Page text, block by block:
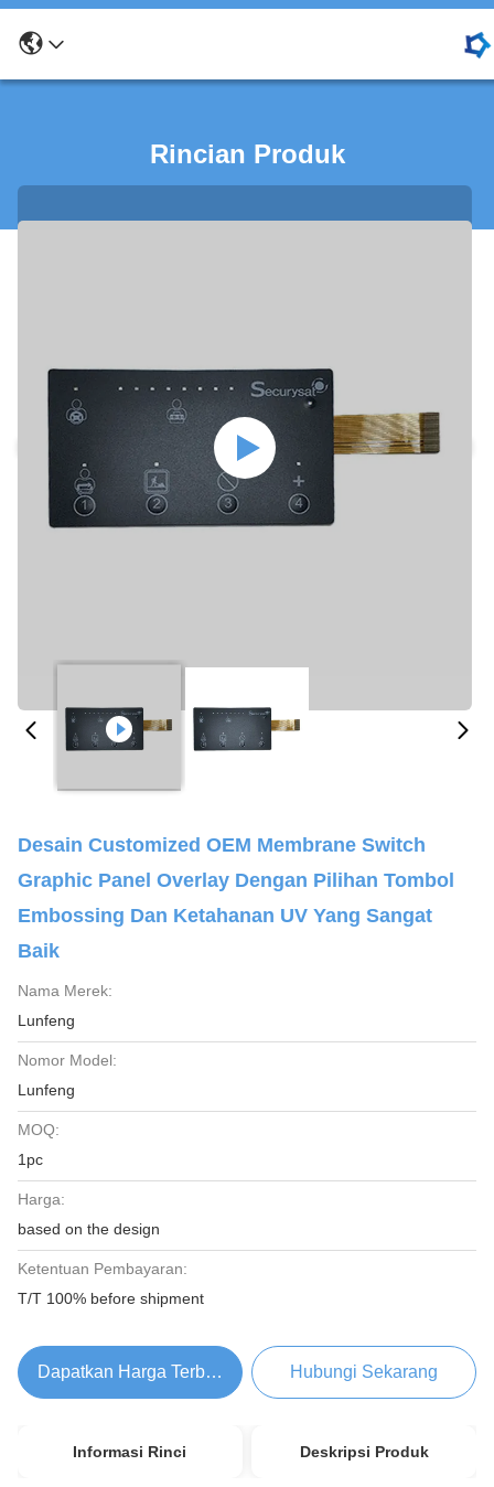
Rincian Produk
Desain Customized OEM Membrane Switch
Graphic Panel Overlay Dengan Pilihan Tombol
Embossing Dan Ketahanan UV Yang Sangat
Baik
Nama Merek:
Lunfeng
Nomor Model:
Lunfeng
MOQ:
1pc
Harga:
based on the design
Ketentuan Pembayaran:
T/T 100% before shipment
Dapatkan Harga Terbaik Hubungi Sekarang
Informasi Rinci Deskripsi Produk